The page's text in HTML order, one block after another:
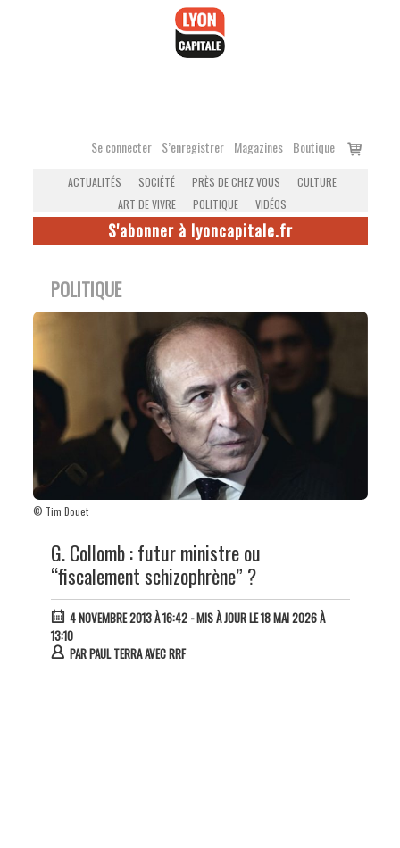
Se connecter S’enregistrer Magazines Boutique
Voir
ACTUALITÉS SOCIÉTÉ PRÈS DE CHEZ VOUS
CULTURE
ART DE VIVRE
POLITIQUE VIDÉOS
S'abonner à lyoncapitale.fr
POLITIQUE
© Tim Douet
G. Collomb : futur ministre ou
“fiscalement schizophrène” ?
4 NOVEMBRE 2013 À 16:42- MIS À JOUR LE 18 MAI 2026 À
13:10
PARPAUL TERRA AVEC RRF